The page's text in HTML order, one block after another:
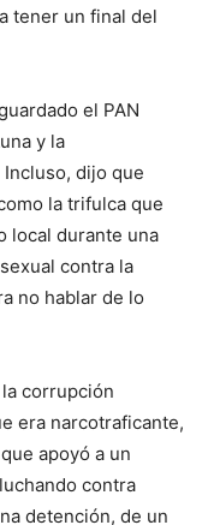
tener un final del
el PAN
y la
dijo que
la trifulca que
local durante una
contra la
no hablar de lo
corrupción
era narcotraficante,
apoyó a un
contra
detención, de un